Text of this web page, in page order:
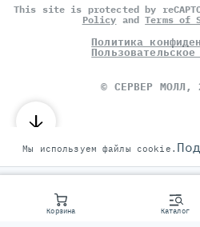
Корзина Каталог
This site is protected by
Policy andTerms of
Политика
© СЕРВЕР МОЛЛ,
Мы используем файлы cookie.